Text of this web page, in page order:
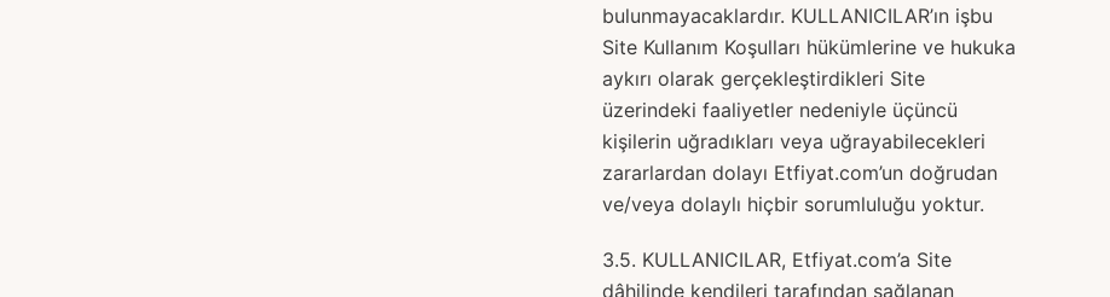
bulunmayacaklardır. KULLANICILAR’ın işbu
Site Kullanım Koşulları hükümlerine ve hukuka
aykırı olarak gerçekleştirdikleri Site
üzerindeki faaliyetler nedeniyle üçüncü
kişilerin uğradıkları veya uğrayabilecekleri
zararlardan dolayı Etfiyat.com’un doğrudan
ve/veya dolaylı hiçbir sorumluluğu yoktur.
3.5. KULLANICILAR, Etfiyat.com’a Site
dâhilinde kendileri tarafından sağlanan